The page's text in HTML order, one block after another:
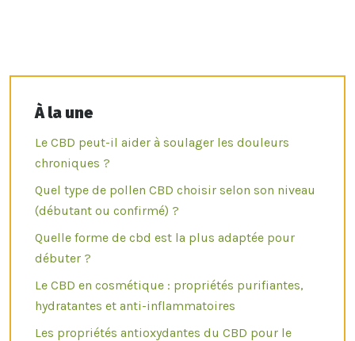
À la une
Le CBD peut-il aider à soulager les douleurs
chroniques ?
Quel type de pollen CBD choisir selon son niveau
(débutant ou confirmé) ?
Quelle forme de cbd est la plus adaptée pour
débuter ?
Le CBD en cosmétique : propriétés purifiantes,
hydratantes et anti-inflammatoires
Les propriétés antioxydantes du CBD pour le